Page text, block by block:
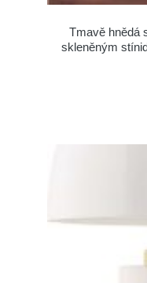
Tmavě hnědá
skleněným